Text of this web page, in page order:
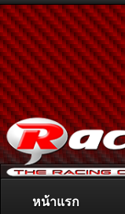
ติดต่อลงโฆษณา
หน้าแรก